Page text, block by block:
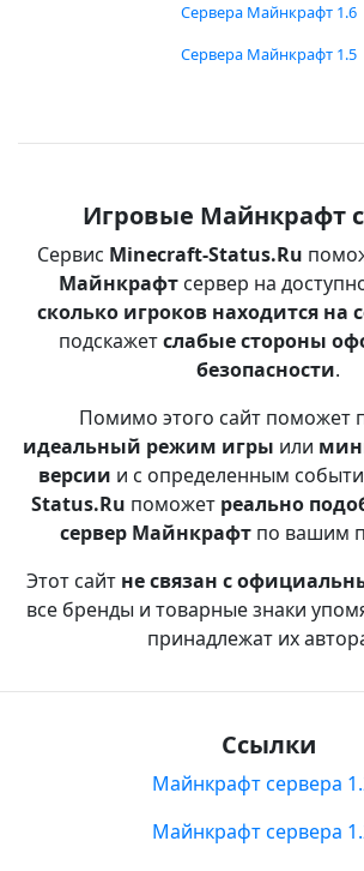
Сервера Майнкрафт 1.6
Сервера Майнкрафт 1.5
Игровые Майнкрафт
Сервис Minecraft-Status.Ru
Майнкрафтсервер на
сколько игроков находится на
подскажетслабые стороны
безопасности.
Помимо этого сайт поможет
идеальный режим игры или
версии и с определенным
Status.Ru поможет реально
сервер Майнкрафт по вашим
Этот сайт не связан с
все бренды и товарные знаки
принадлежат их
Ссылки
Майнкрафт сервера
Майнкрафт сервера